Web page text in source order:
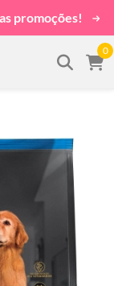
promoções!
0